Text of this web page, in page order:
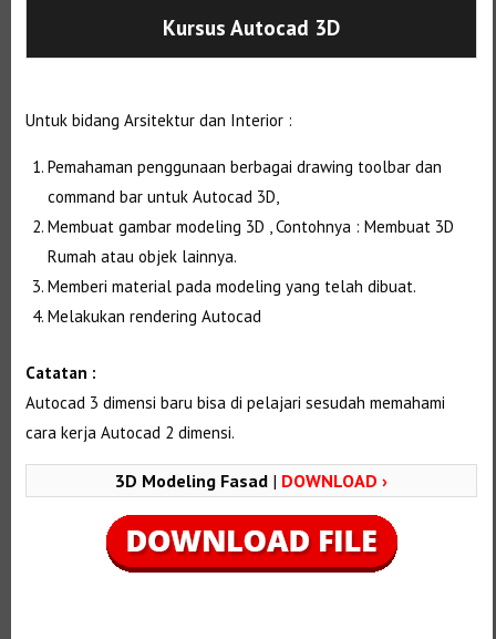
Kursus Autocad 3D
Untuk bidang Arsitektur dan Interior :
Pemahaman penggunaan berbagai drawing toolbar dan
command bar untuk Autocad 3D,
Membuat gambar modeling 3D , Contohnya : Membuat 3D
Rumah atau objek lainnya.
Memberi material pada modeling yang telah dibuat.
Melakukan rendering Autocad
Catatan :
Autocad 3 dimensi baru bisa di pelajari sesudah memahami
cara kerja Autocad 2 dimensi.
3D Modeling Fasad | DOWNLOAD ›